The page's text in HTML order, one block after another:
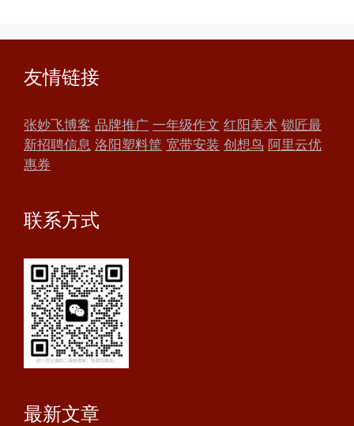
友情链接
张妙飞博客 品牌推广 一年级作文 红阳美术 锁匠最
新招聘信息 洛阳塑料筐 宽带安装 创想鸟 阿里云优
惠券
联系方式
最新文章